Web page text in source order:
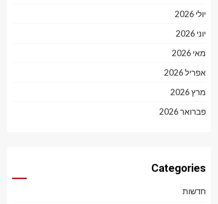
יולי 2026
יוני 2026
מאי 2026
אפריל 2026
מרץ 2026
פברואר 2026
Categories
חדשות